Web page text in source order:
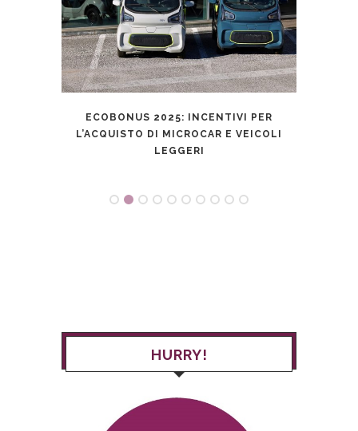
ECOBONUS 2025: INCENTIVI PER
L’ACQUISTO DI MICROCAR E VEICOLI
LEGGERI
HURRY!